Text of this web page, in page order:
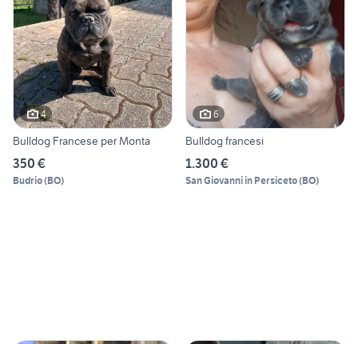
4
Bulldog Francese per Monta
350 €
Budrio(BO)
6
Bulldog francesi
1.300 €
San Giovanni in Persiceto(BO)